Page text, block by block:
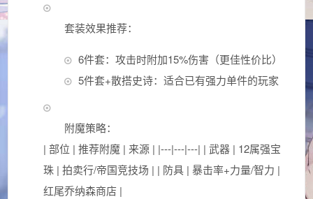
套装效果推荐：
6件套：攻击时附加15%伤害（更佳性价比）
5件套+散搭史诗：适合已有强力单件的玩家
附魔策略：
| 部位 | 推荐附魔 | 来源 | |---|---|---| | 武器 | 12属强宝
珠 | 拍卖行/帝国竞技场 | | 防具 | 暴击率+力量/智力 |
红尾乔纳森商店 |